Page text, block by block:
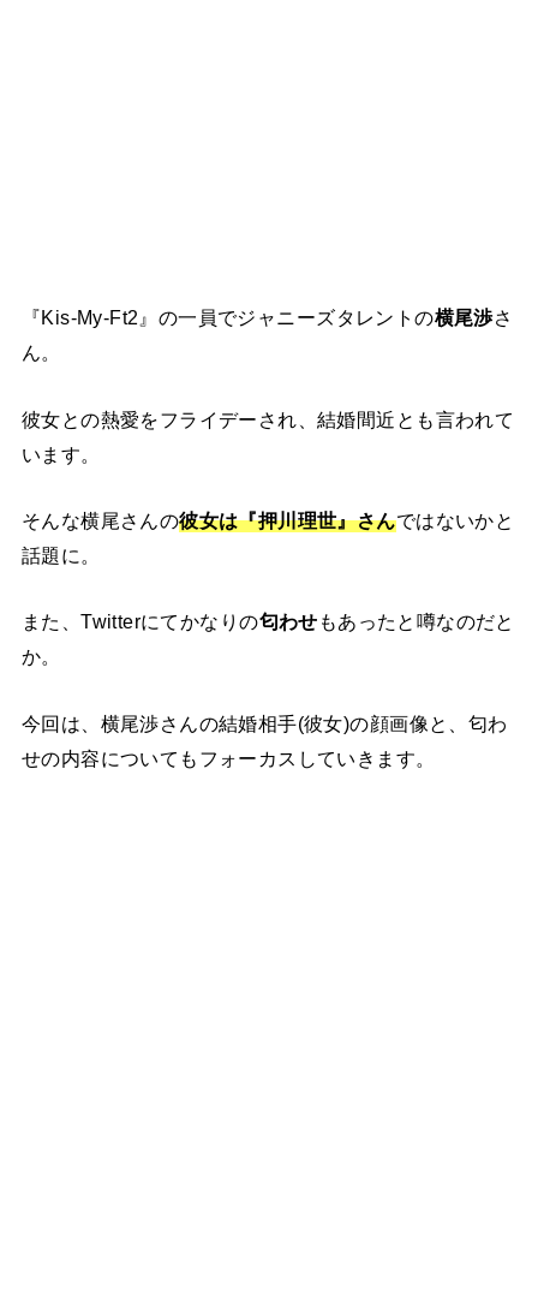
『Kis-My-Ft2』の一員でジャニーズタレントの横尾渉さ
ん。
彼女との熱愛をフライデーされ、結婚間近とも言われて
います。
そんな横尾さんの彼女は『押川理世』さんではないかと
話題に。
また、Twitterにてかなりの匂わせ もあったと噂なのだと
か。
今回は、横尾渉さんの結婚相手(彼女)の顔画像と、匂わ
せの内容についてもフォーカスしていきます。